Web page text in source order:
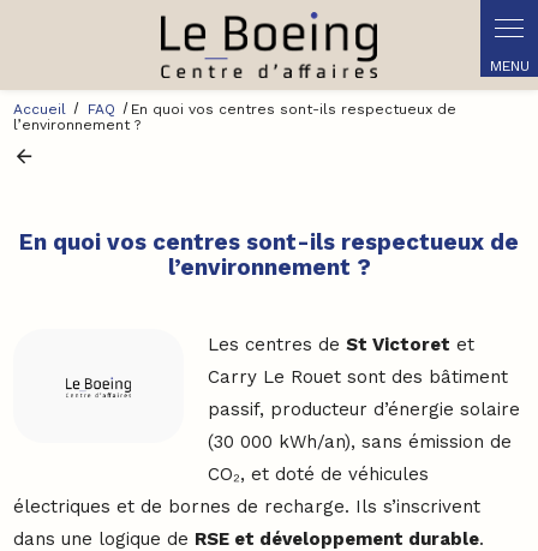
Accueil FAQ
En quoi vos centres sont-ils respectueux de
l’environnement ?
En quoi vos centres sont-ils respectueux de
l’environnement ?
Les centres deSt Victoret et
Carry Le Rouet sont des bâtiment
passif, producteur d’énergie solaire
(30 000 kWh/an), sans émission de
CO₂, et doté de véhicules
électriques et de bornes de recharge. Ils s’inscrivent
dans une logique de RSE et développement durable.